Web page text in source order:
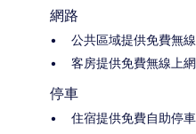
網路
公共區域提供免費無
客房提供免費無線上網
停車
住宿提供免費自助停